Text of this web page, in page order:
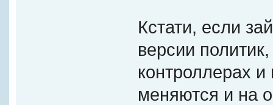
Кстати, если
версии
контроллерах
меняются и на